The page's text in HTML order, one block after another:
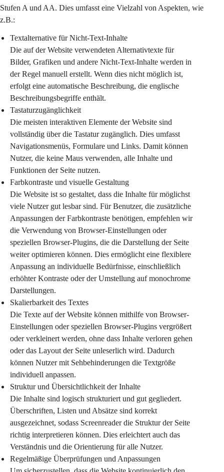
Stufen A und AA. Dies umfasst eine Vielzahl von Aspekten, wie
z.B.:
Textalternative für Nicht-Text-Inhalte
Die auf der Website verwendeten Alternativtexte für
Bilder, Grafiken und andere Nicht-Text-Inhalte werden in
der Regel manuell erstellt. Wenn dies nicht möglich ist,
erfolgt eine automatische Beschreibung, die englische
Beschreibungsbegriffe enthält.
Tastaturzugänglichkeit
Die meisten interaktiven Elemente der Website sind
vollständig über die Tastatur zugänglich. Dies umfasst
Navigationsmenüs, Formulare und Links. Damit können
Nutzer, die keine Maus verwenden, alle Inhalte und
Funktionen der Seite nutzen.
Farbkontraste und visuelle Gestaltung
Die Website ist so gestaltet, dass die Inhalte für möglichst
viele Nutzer gut lesbar sind. Für Benutzer, die zusätzliche
Anpassungen der Farbkontraste benötigen, empfehlen wir
die Verwendung von Browser-Einstellungen oder
speziellen Browser-Plugins, die die Darstellung der Seite
weiter optimieren können. Dies ermöglicht eine flexiblere
Anpassung an individuelle Bedürfnisse, einschließlich
erhöhter Kontraste oder der Umstellung auf monochrome
Darstellungen.
Skalierbarkeit des Textes
Die Texte auf der Website können mithilfe von Browser-
Einstellungen oder speziellen Browser-Plugins vergrößert
oder verkleinert werden, ohne dass Inhalte verloren gehen
oder das Layout der Seite unleserlich wird. Dadurch
können Nutzer mit Sehbehinderungen die Textgröße
individuell anpassen.
Struktur und Übersichtlichkeit der Inhalte
Die Inhalte sind logisch strukturiert und gut gegliedert.
Überschriften, Listen und Absätze sind korrekt
ausgezeichnet, sodass Screenreader die Struktur der Seite
richtig interpretieren können. Dies erleichtert auch das
Verständnis und die Orientierung für alle Nutzer.
Regelmäßige Überprüfungen und Anpassungen